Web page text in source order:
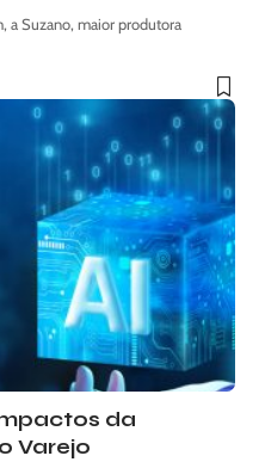
a Suzano, maior produtora
da
Varejo